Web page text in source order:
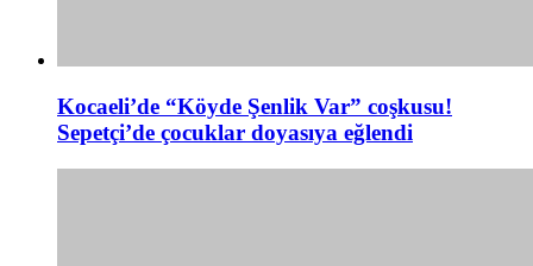
Kocaeli’de “Köyde Şenlik Var” coşkusu!
Sepetçi’de çocuklar doyasıya eğlendi